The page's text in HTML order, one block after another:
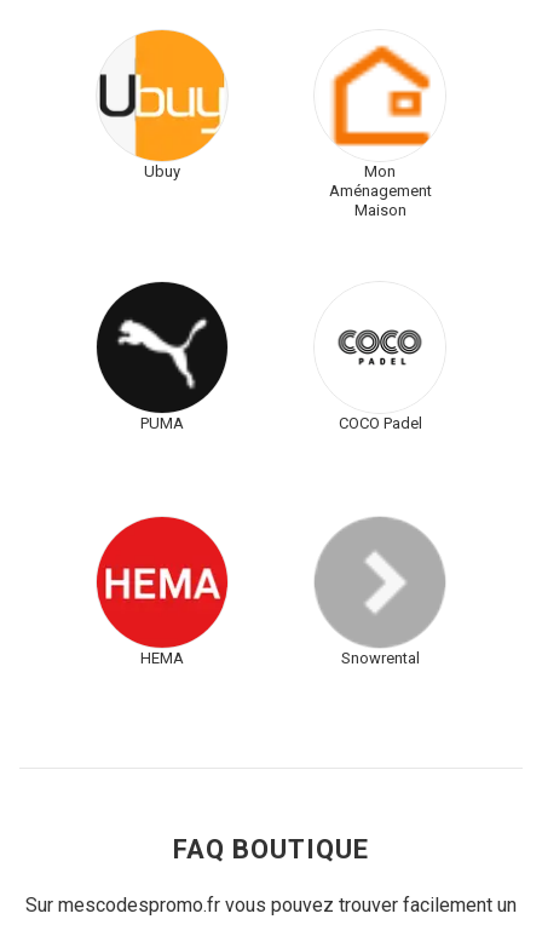
Ubuy
Mon
Aménagement
Maison
PUMA COCO Padel
HEMA Snowrental
FAQ BOUTIQUE
Sur mescodespromo.fr vous pouvez trouver facilement un